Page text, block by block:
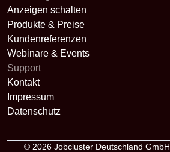
Anzeigen schalten
Produkte & Preise
Kundenreferenzen
Webinare & Events
Support
Kontakt
Impressum
Datenschutz
© 2026 Jobcluster Deutschland GmbH